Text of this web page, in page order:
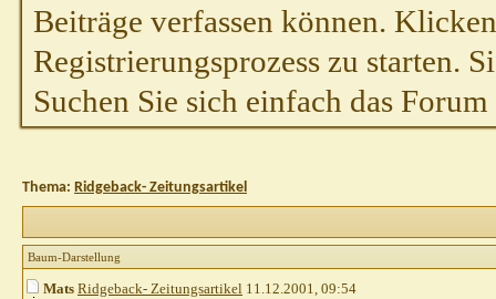
Beiträge verfassen können.
Registrierungsprozess zu starten.
Suchen Sie sich einfach das
Thema: Ridgeback- Zeitungsartikel
Baum-Darstellung
Mats Ridgeback- Zeitungsartikel 11.12.2001, 09:54